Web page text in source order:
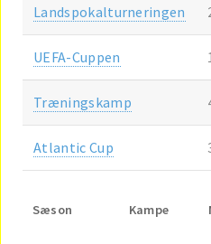
Landspokalturneringen
UEFA-Cuppen 1
Træningskamp
Atlantic Cup
Sæson Kampe